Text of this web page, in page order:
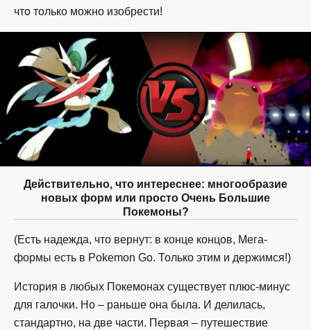
что только можно изобрести!
Действительно, что интереснее: многообразие
новых форм или просто Очень Большие
Покемоны?
(Есть надежда, что вернут: в конце концов, Мега-
формы есть в Pokemon Go. Только этим и держимся!)
История в любых Покемонах существует плюс-минус
для галочки. Но – раньше она была. И делилась,
стандартно, на две части. Первая – путешествие